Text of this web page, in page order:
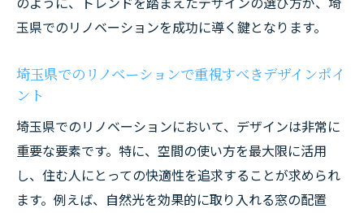
玉県でのリノベーションを成功に導く鍵となります。
埼玉県でのリノベーションで重視すべきデザインポイ
ント
埼玉県でのリノベーションにおいて、デザインは非常に
重要な要素です。特に、空間の使い方を最大限に活用
し、住む人にとっての快適性を追求することが求められ
ます。例えば、自然光を効果的に取り入れる窓の配置